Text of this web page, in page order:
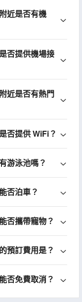
近是否有機
否提供機場接
近是否有熱門
否提供 WiFi？
游泳池嗎？
否泊車？
否攜帶寵物？
預訂費用是？
否免費取消？